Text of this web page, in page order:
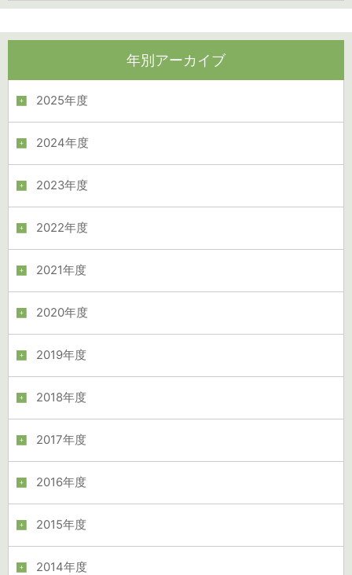
年別アーカイブ
2025年度
2024年度
2023年度
2022年度
2021年度
2020年度
2019年度
2018年度
2017年度
2016年度
2015年度
2014年度